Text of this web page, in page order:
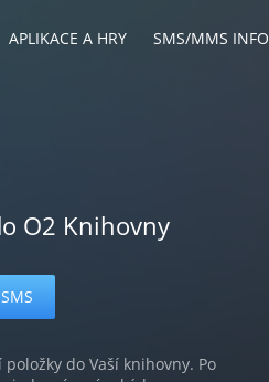
APLIKACE A HRY SMS/MMS INFO
O2 Knihovny
do Vaší knihovny. Po